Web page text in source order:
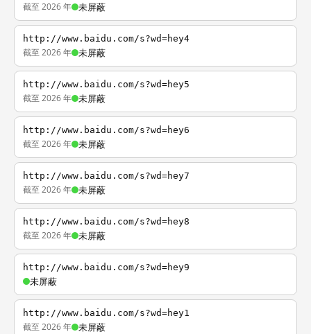
截至 2026 年 未屏蔽
http://www.baidu.com/s?wd=hey4
截至 2026 年 未屏蔽
http://www.baidu.com/s?wd=hey5
截至 2026 年 未屏蔽
http://www.baidu.com/s?wd=hey6
截至 2026 年 未屏蔽
http://www.baidu.com/s?wd=hey7
截至 2026 年 未屏蔽
http://www.baidu.com/s?wd=hey8
截至 2026 年 未屏蔽
http://www.baidu.com/s?wd=hey9
未屏蔽
http://www.baidu.com/s?wd=hey1
截至 2026 年 未屏蔽